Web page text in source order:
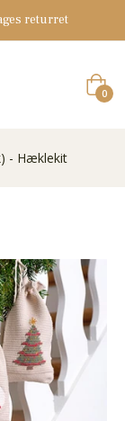
returret
0
- Hæklekit